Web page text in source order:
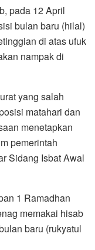
pada 12 April
bulan baru (hilal)
di atas ufuk
nampak di
yang salah
matahari dan
menetapkan
pemerintah
Sidang Isbat Awal
1 Ramadhan
memakai hisab
baru (rukyatul